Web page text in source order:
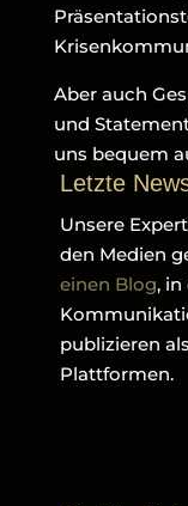
Aber auch
und
uns bequem
Letzte
Unsere
den Medien
einen Blog,
publizieren
Plattformen.